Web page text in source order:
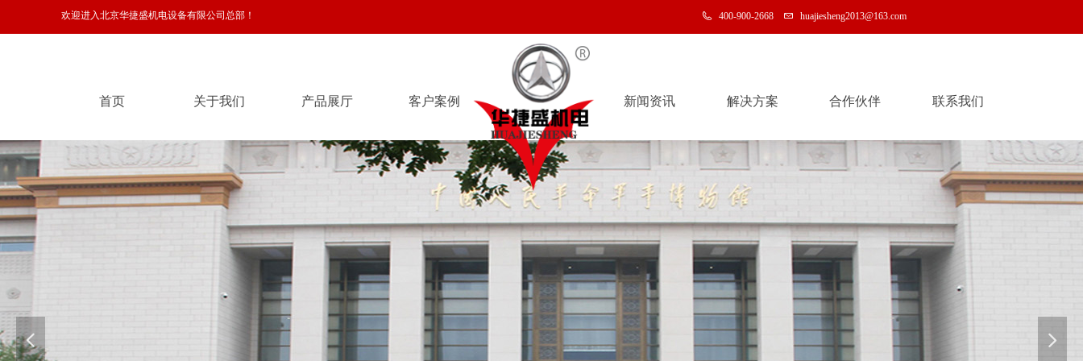
欢迎进入北京华捷盛机电设备有限公司总部！ 400-900-2668 huajiesheng2013@163.com
넳 넲
新闻资讯
新闻资讯
解决方案
解决方案
合作伙伴
合作伙伴
联系我们
联系我们
首页
首页
关于我们
关于我们
产品展厅
产品展厅
客户案例
客户案例